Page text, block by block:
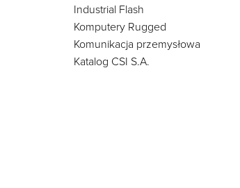
Industrial Flash
Komputery Rugged
Komunikacja przemysłowa
Katalog CSI S.A.